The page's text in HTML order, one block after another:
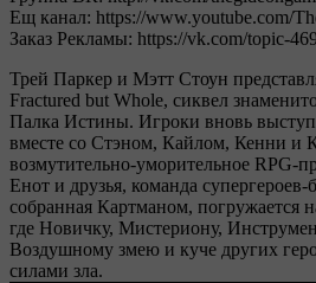
Ещ канал: https://www.youtube.com/
Заказ Рекламы: https://vk.com/topic-
Трей Паркер и Мэтт Стоун
Fractured but Whole, сиквел
Палка Истины. Игроки вновь
вместе со Стэном, Кайлом, Кенни и
возмутительно-уморительное RPG-
Енот и друзья, команда
собранная Картманом, погружается
где Новичку, Мистериону,
Воздушному змею и куче других
силами зла.